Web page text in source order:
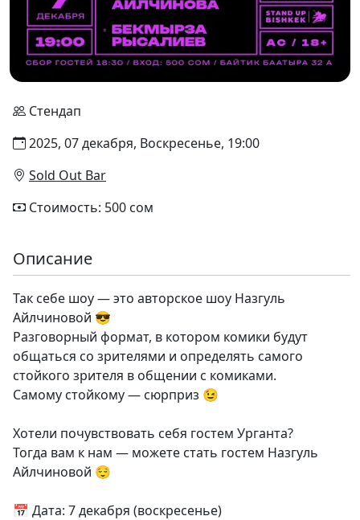
Стендап
2025, 07 декабря, Воскресенье, 19:00
Sold Out Bar
Стоимость: 500 сом
Описание
Так себе шоу — это авторское шоу Назгуль
Айлчиновой 😎
Разговорный формат, в котором комики будут
общаться со зрителями и определять самого
стойкого зрителя в общении с комиками.
Самому стойкому — сюрприз 😉
Хотели почувствовать себя гостем Урганта?
Тогда вам к нам — можете стать гостем Назгуль
Айлчиновой 😌
📅 Дата: 7 декабря (воскресенье)